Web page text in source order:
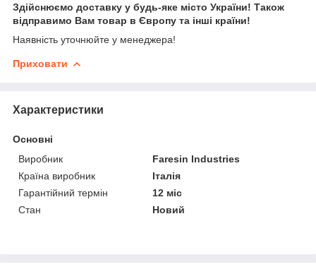
Здійснюємо доставку у будь-яке місто України! Також
відправимо Вам товар в Європу та інші країни!
Наявність уточнюйте у менеджера!
Приховати
Характеристики
Основні
Виробник
Faresin Industries
Країна виробник
Італія
Гарантійний термін
12 міс
Стан
Новий